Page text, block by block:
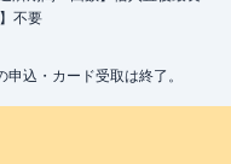
不要
込・カード受取は終了。